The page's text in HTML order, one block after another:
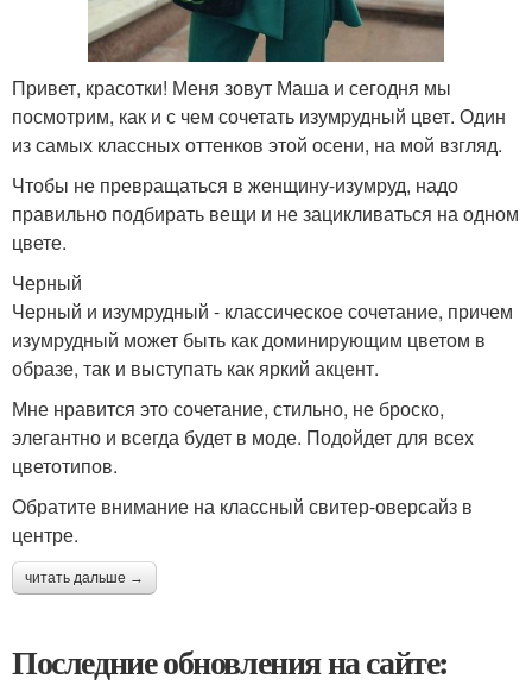
Привет, красотки! Меня зовут Маша и сегодня мы
посмотрим, как и с чем сочетать изумрудный цвет. Один
из самых классных оттенков этой осени, на мой взгляд.
Чтобы не превращаться в женщину-изумруд, надо
правильно подбирать вещи и не зацикливаться на одном
цвете.
Черный
Черный и изумрудный - классическое сочетание, причем
изумрудный может быть как доминирующим цветом в
образе, так и выступать как яркий акцент.
Мне нравится это сочетание, стильно, не броско,
элегантно и всегда будет в моде. Подойдет для всех
цветотипов.
Обратите внимание на классный свитер-оверсайз в
центре.
читать дальше →
Последние обновления на сайте: